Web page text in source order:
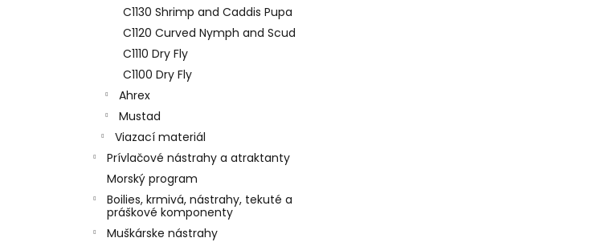
C1130 Shrimp and Caddis Pupa
C1120 Curved Nymph and Scud
C1110 Dry Fly
C1100 Dry Fly
Ahrex
Mustad
Viazací materiál
Prívlačové nástrahy a atraktanty
Morský program
Boilies, krmivá, nástrahy, tekuté a
práškové komponenty
Muškárske nástrahy